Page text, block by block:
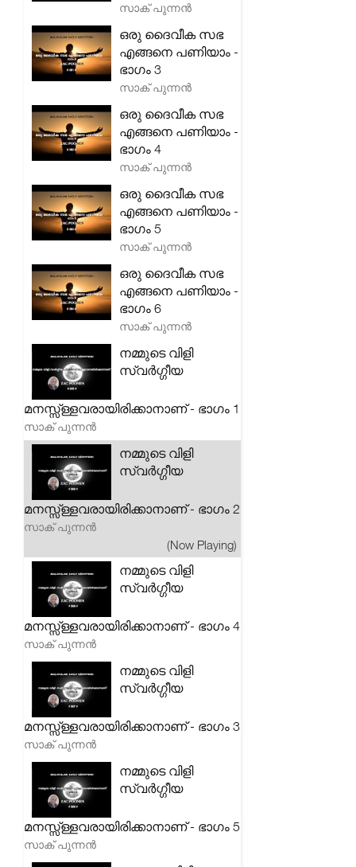
സാക് പുന്നൻ
ഒരു ദൈവീക സഭ
എങ്ങനെ പണിയാം -
ഭാഗം 3
സാക് പുന്നൻ
ഒരു ദൈവീക സഭ
എങ്ങനെ പണിയാം -
ഭാഗം 4
സാക് പുന്നൻ
ഒരു ദൈവീക സഭ
എങ്ങനെ പണിയാം -
ഭാഗം 5
സാക് പുന്നൻ
ഒരു ദൈവീക സഭ
എങ്ങനെ പണിയാം -
ഭാഗം 6
സാക് പുന്നൻ
നമ്മുടെ വിളി
സ്വർഗ്ഗീയ
മനസ്സ്ള്ളവരായിരിക്കാനാണ് - ഭാഗം 1
സാക് പുന്നൻ
നമ്മുടെ വിളി
സ്വർഗ്ഗീയ
മനസ്സ്ള്ളവരായിരിക്കാനാണ് - ഭാഗം 2
സാക് പുന്നൻ
(Now Playing)
നമ്മുടെ വിളി
സ്വർഗ്ഗീയ
മനസ്സ്ള്ളവരായിരിക്കാനാണ് - ഭാഗം 4
സാക് പുന്നൻ
നമ്മുടെ വിളി
സ്വർഗ്ഗീയ
മനസ്സ്ള്ളവരായിരിക്കാനാണ് - ഭാഗം 3
സാക് പുന്നൻ
നമ്മുടെ വിളി
സ്വർഗ്ഗീയ
മനസ്സ്ള്ളവരായിരിക്കാനാണ് - ഭാഗം 5
സാക് പുന്നൻ